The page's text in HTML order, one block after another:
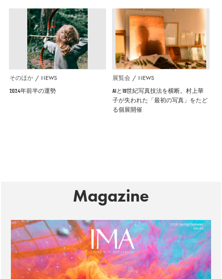
そのほか NEWS
2024年前半の運勢
展覧会 NEWS
AIと19世紀写真技法を横断。村上華
子が失われた「最初の写真」をたど
る個展開催
Magazine